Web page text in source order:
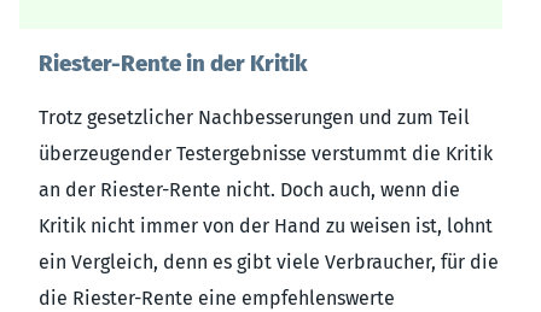
Riester-Rente in der Kritik
Trotz gesetzlicher Nachbesserungen und zum Teil
überzeugender Testergebnisse verstummt die Kritik
an der Riester-Rente nicht. Doch auch, wenn die
Kritik nicht immer von der Hand zu weisen ist, lohnt
ein Vergleich, denn es gibt viele Verbraucher, für die
die Riester-Rente eine empfehlenswerte